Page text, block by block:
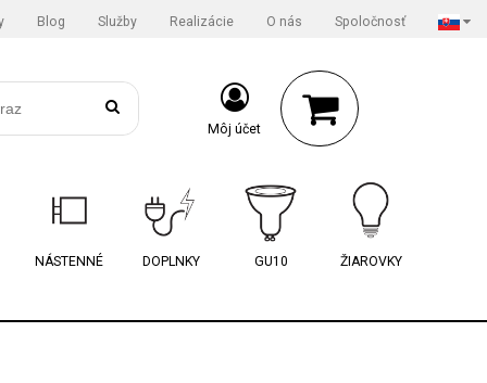
Blog Služby Realizácie O nás Spoločnosť
Môj účet
NÁSTENNÉ DOPLNKY GU10 ŽIAROVKY